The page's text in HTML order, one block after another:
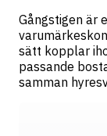
Gångstigen är
sätt kopplar
passande
samman